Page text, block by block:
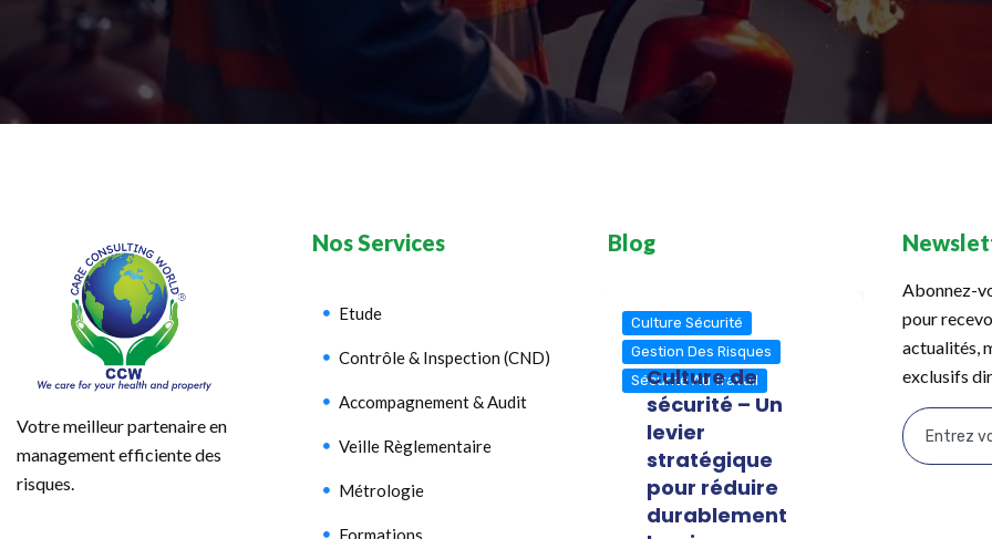
Votre meilleur partenaire en
management efficiente des
risques.
Nos Services
Etude
Contrôle & Inspection (CND)
Accompagnement & Audit
Veille Règlementaire
Métrologie
Formations
Blog
Culture Sécurité
Gestion Des Risques
Sécurité Au Travail
Culture de
sécurité – Un
levier
stratégique
pour réduire
durablement
Culture
Sécurité
?
Abonnez-
pour
actualités,
exclusifs